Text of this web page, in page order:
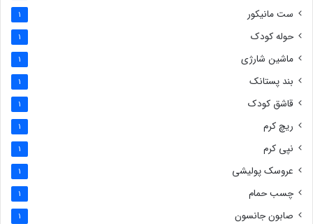
ست مانیکور 1
حوله کودک 1
ماشین شارژی 1
بند پستانک 1
قاشق کودک 1
ریچ کرم 1
نپی کرم 1
عروسک پولیشی 1
چسب حمام 1
صابون جانسون 1